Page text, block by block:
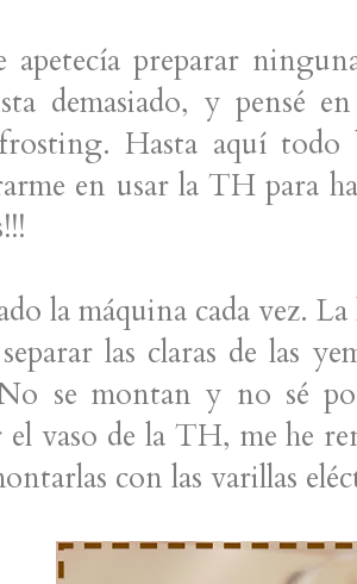
apetecía preparar
demasiado, y pensé
Hasta aquí
en usar la TH para
la máquina cada vez.
las claras de las
se montan y no sé
vaso de la TH, me he
con las varillas